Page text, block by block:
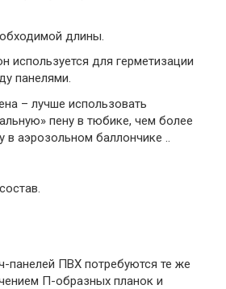
длины.
используется для герметизации
панелями.
– лучше использовать
пену в тюбике, чем более
в аэрозольном баллончике ..
панелей ПВХ потребуются те же
П-образных планок и